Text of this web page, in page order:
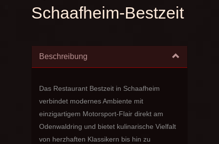
Schaafheim-Bestzeit
Beschreibung
Das Restaurant Bestzeit in Schaafheim
verbindet modernes Ambiente mit
einzigartigem Motorsport-Flair direkt am
Odenwaldring und bietet kulinarische Vielfalt
von herzhaften Klassikern bis hin zu